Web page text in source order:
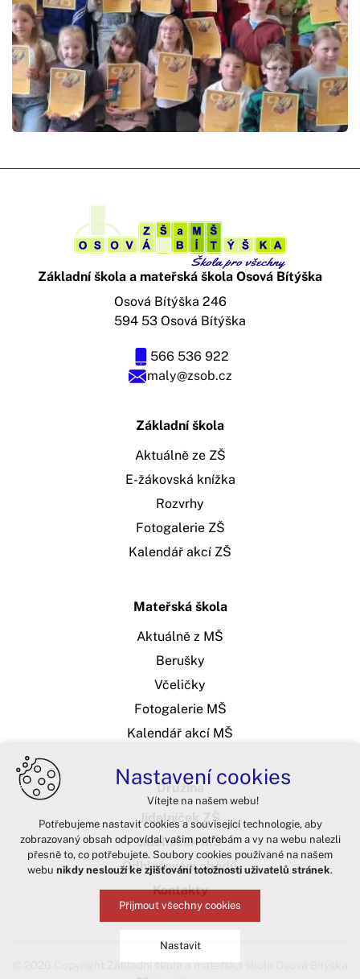
Základní škola a mateřská škola Osová Bítýška
maly@zsob.cz
566 536 922
Osová Bítýška 246
594 53 Osová Bítýška
Základní škola
Aktuálně ze ZŠ
E-žákovská knížka
Rozvrhy
Fotogalerie ZŠ
Kalendář akcí ZŠ
Mateřská škola
Aktuálně z MŠ
Berušky
Včeličky
Fotogalerie MŠ
Kalendář akcí MŠ
Družina
Jídelníček ZŠ
Jídelníček MŠ
Odhlašování obědů
Kontakty
© 2026 Copyright Základní škola a mateřská škola Osová Bítýška
Nastavení cookies
Vítejte na našem webu!
Potřebujeme nastavit cookies a související technologie, aby
zobrazovaný obsah odpovídal vašim potřebám a vy na webu nalezli
přesně to, co potřebujete. Soubory cookies používané na našem
webu nikdy neslouží ke zjišťování totožnosti uživatelů stránek.
Přijmout všechny cookies
Nastavit